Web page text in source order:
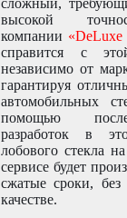
сложный,
высокой
компании «DeLuxe
справится с
независимо от
гарантируя
автомобильных
помощью
разработок в
лобового стекла
сервисе будет
сжатые сроки,
качестве.